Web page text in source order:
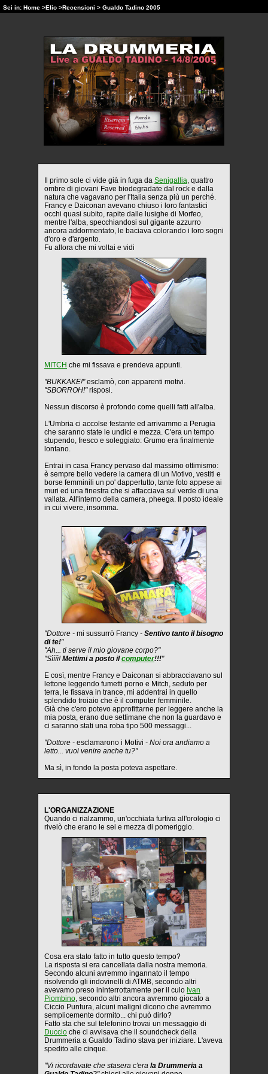
Sei in: Home >Elio >Recensioni > Gualdo Tadino 2005
Il primo sole ci vide già in fuga da Senigallia, quattro
ombre di giovani Fave biodegradate dal rock e dalla
natura che vagavano per l'Italia senza più un perché.
Francy e Daiconan avevano chiuso i loro fantastici
occhi quasi subito, rapite dalle lusighe di Morfeo,
mentre l'alba, specchiandosi sul gigante azzurro
ancora addormentato, le baciava colorando i loro sogni
d'oro e d'argento.
Fu allora che mi voltai e vidi
MITCH che mi fissava e prendeva appunti.
"BUKKAKE!"esclamò, con apparenti motivi.
"SBORROH!"risposi.
Nessun discorso è profondo come quelli fatti all'alba.
L'Umbria ci accolse festante ed arrivammo a Perugia
che saranno state le undici e mezza. C'era un tempo
stupendo, fresco e soleggiato: Grumo era finalmente
lontano.
Entrai in casa Francy pervaso dal massimo ottimismo:
è sempre bello vedere la camera di un Motivo, vestiti e
borse femminili un po' dappertutto, tante foto appese ai
muri ed una finestra che si affacciava sul verde di una
vallata. All'interno della camera, pheega. Il posto ideale
in cui vivere, insomma.
"Dottore - mi sussurrò Francy - Sentivo tanto il bisogno
di te!"
"Ah... ti serve il mio giovane corpo?"
"Sìììì!Mettimi a posto ilcomputer!!!"
E così, mentre Francy e Daiconan si abbracciavano sul
lettone leggendo fumetti porno e Mitch, seduto per
terra, le fissava in trance, mi addentrai in quello
splendido troiaio che è il computer femminile.
Già che c'ero potevo approfittarne per leggere anche la
mia posta, erano due settimane che non la guardavo e
ci saranno stati una roba tipo 500 messaggi...
"Dottore - esclamarono i Motivi - Noi ora andiamo a
letto... vuoi venire anche tu?"
Ma sì, in fondo la posta poteva aspettare.
L'ORGANIZZAZIONE
Quando ci rialzammo, un'occhiata furtiva all'orologio ci
rivelò che erano le sei e mezza di pomeriggio.
Cosa era stato fatto in tutto questo tempo?
La risposta si era cancellata dalla nostra memoria.
Secondo alcuni avremmo ingannato il tempo
risolvendo gli indovinelli di ATMB, secondo altri
avevamo preso ininterrottamente per il culo Ivan
Piombino, secondo altri ancora avremmo giocato a
Ciccio Puntura, alcuni maligni dicono che avremmo
semplicemente dormito... chi può dirlo?
Fatto sta che sul telefonino trovai un messaggio di
Duccio che ci avvisava che il soundcheck della
Drummeria a Gualdo Tadino stava per iniziare. L'aveva
spedito alle cinque.
"Vi ricordavate che stasera c'era la Drummeria a